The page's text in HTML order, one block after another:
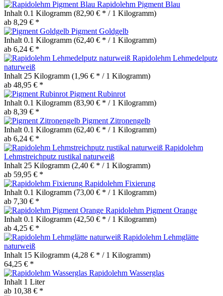
Rapidolehm Pigment Blau
Inhalt 0.1 Kilogramm (82,90 € * / 1 Kilogramm)
ab 8,29 € *
Pigment Goldgelb
Inhalt 0.1 Kilogramm (62,40 € * / 1 Kilogramm)
ab 6,24 € *
Rapidolehm Lehmedelputz
naturweiß
Inhalt 25 Kilogramm (1,96 € * / 1 Kilogramm)
ab 48,95 € *
Pigment Rubinrot
Inhalt 0.1 Kilogramm (83,90 € * / 1 Kilogramm)
ab 8,39 € *
Pigment Zitronengelb
Inhalt 0.1 Kilogramm (62,40 € * / 1 Kilogramm)
ab 6,24 € *
Rapidolehm
Lehmstreichputz rustikal naturweiß
Inhalt 25 Kilogramm (2,40 € * / 1 Kilogramm)
ab 59,95 € *
Rapidolehm Fixierung
Inhalt 0.1 Kilogramm (73,00 € * / 1 Kilogramm)
ab 7,30 € *
Rapidolehm Pigment Orange
Inhalt 0.1 Kilogramm (42,50 € * / 1 Kilogramm)
ab 4,25 € *
Rapidolehm Lehmglätte
naturweiß
Inhalt 15 Kilogramm (4,28 € * / 1 Kilogramm)
64,25 € *
Rapidolehm Wasserglas
Inhalt 1 Liter
ab 10,38 € *